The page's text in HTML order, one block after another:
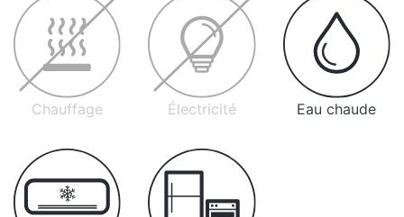
Chauffage Électricité Eau chaude